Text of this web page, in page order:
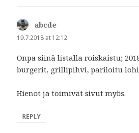
abcde
19.7.2018 at 12:12
Onpa siinä listalla roiskaistu;
burgerit, grillipihvi, pariloitu
Hienot ja toimivat sivut myös.
REPLY